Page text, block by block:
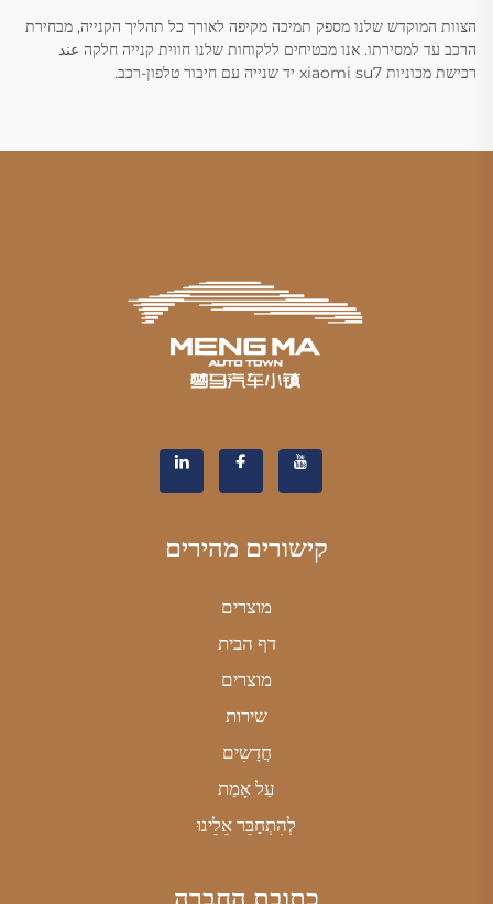
הצוות המוקדש שלנו מספק תמיכה מקיפה לאורך כל תהליך הקנייה, מבחירת
הרכב עד למסירתו. אנו מבטיחים ללקוחות שלנו חווית קנייה חלקה عند
רכישת מכוניות xiaomi su7 יד שנייה עם חיבור טלפון-רכב.
קישורים מהירים
מוצרים
דף הבית
מוצרים
שירות
חֲדָשִים
עַל אָמַת
לְהִתְחַבֵּר אֵלֵינוּ